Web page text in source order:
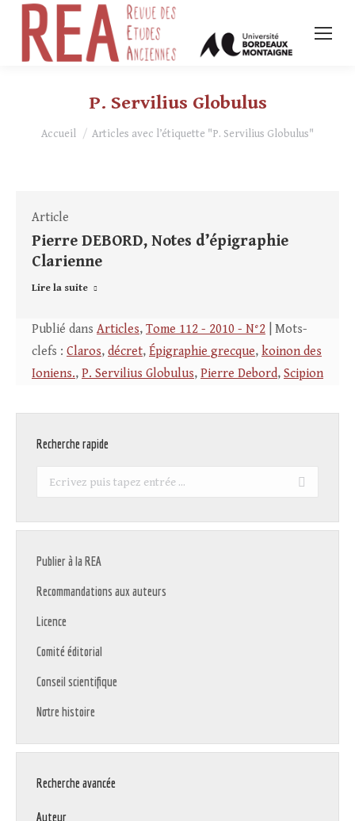
P. Servilius Globulus
Vous êtes ici :
Accueil Articles avec l’étiquette "P. Servilius Globulus"
Article
Pierre DEBORD, Notes d’épigraphie
Clarienne
Lire la suite
Publié dans Articles, Tome 112 - 2010 - N°2 | Mots-
clefs : Claros, décret, Épigraphie grecque, koinon des
Ioniens., P. Servilius Globulus, Pierre Debord, Scipion
Recherche rapide
Recherche
Publier à la REA
Recommandations aux auteurs
Licence
Comité éditorial
Conseil scientifique
Notre histoire
Recherche avancée
Auteur